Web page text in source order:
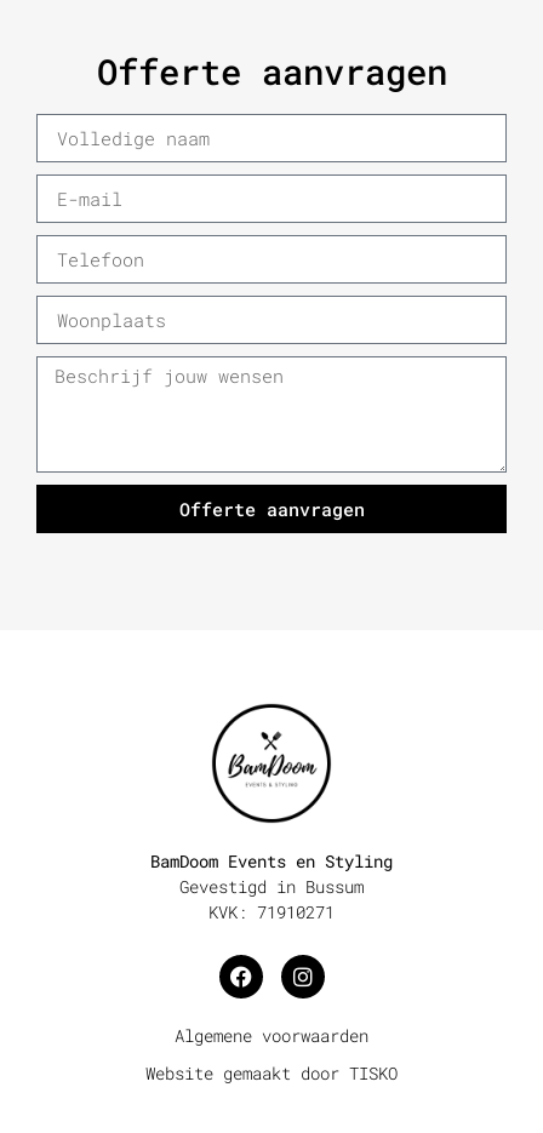
Offerte aanvragen
Offerte aanvragen
BamDoom Events en Styling
Gevestigd in Bussum
KVK: 71910271
Algemene voorwaarden
Website gemaakt door TISKO